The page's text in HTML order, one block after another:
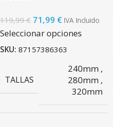
119,99€ 71,99 € IVA Incluido
Seleccionar opciones
SKU: 87157386363
TALLAS
240mm ,
280mm ,
320mm